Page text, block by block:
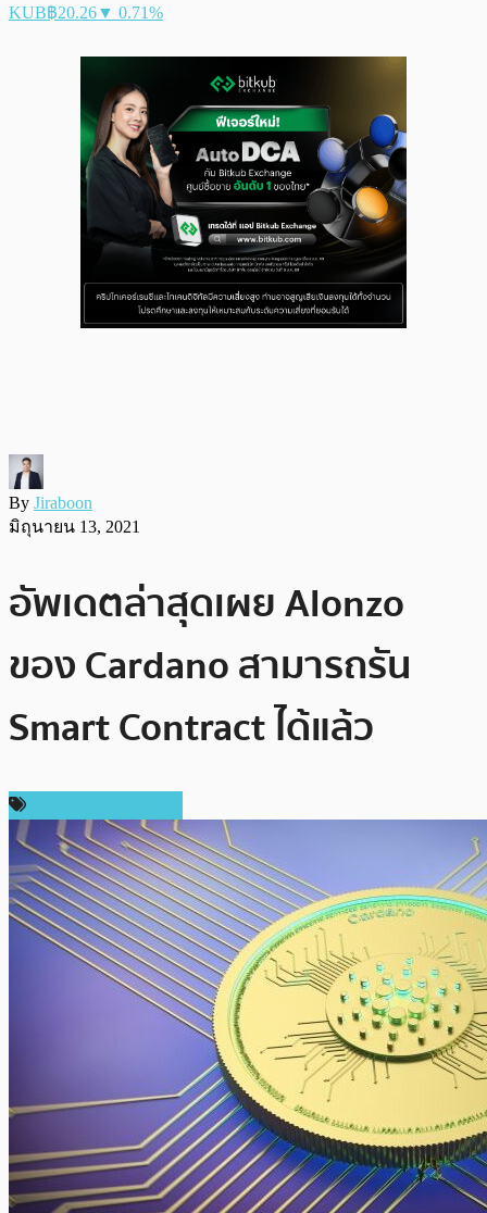
KUB฿20.26▼ 0.71%
By Jiraboon
มิถุนายน 13, 2021
อัพเดตล่าสุดเผย Alonzo
ของ Cardano สามารถรัน
Smart Contract ได้แล้ว